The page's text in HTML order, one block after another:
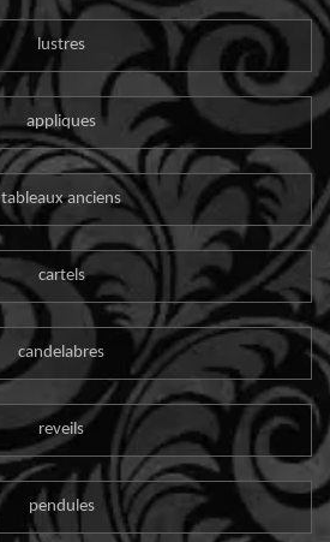
lustres
appliques
tableaux anciens
cartels
candelabres
reveils
pendules